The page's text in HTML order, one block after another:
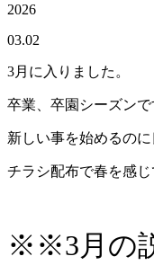
2026
03.02
3月に入りました。
卒業、卒園シーズンで
新しい事を始めるのに
チラシ配布で春を感じ
※※3月の